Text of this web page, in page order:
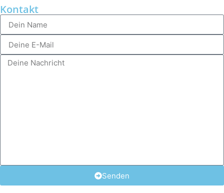
Kontakt
Senden